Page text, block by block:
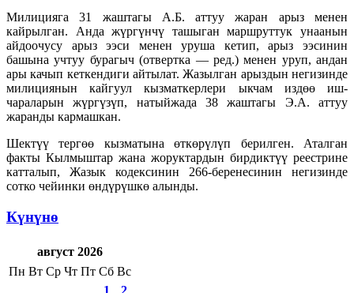
Милицияга 31 жаштагы А.Б. аттуу жаран арыз менен
кайрылган. Анда жүргүнчү ташыган маршруттук унаанын
айдоочусу арыз ээси менен уруша кетип, арыз ээсинин
башына учтуу бурагыч (отвертка — ред.) менен уруп, андан
ары качып кеткендиги айтылат. Жазылган арыздын негизинде
милициянын кайгуул кызматкерлери ыкчам издөө иш-
чараларын жүргүзүп, натыйжада 38 жаштагы Э.А. аттуу
жаранды кармашкан.
Шектүү тергөө кызматына өткөрүлүп берилген. Аталган
факты Кылмыштар жана жоруктардын бирдиктүү реестрине
катталып, Жазык кодексинин 266-беренесинин негизинде
сотко чейинки өндүрүшкө алынды.
Күнүнө
август 2026
Пн Вт Ср Чт Пт Сб Вс